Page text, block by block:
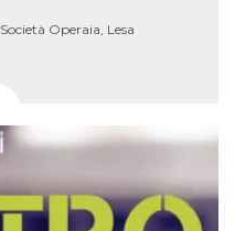
Società Operaia, Lesa